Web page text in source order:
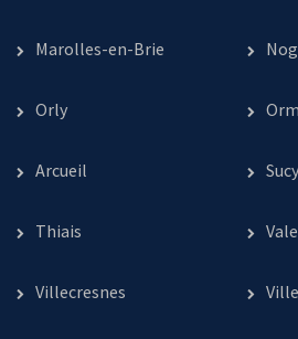
Marolles-en-Brie
Orly
Arcueil
Thiais
Villecresnes